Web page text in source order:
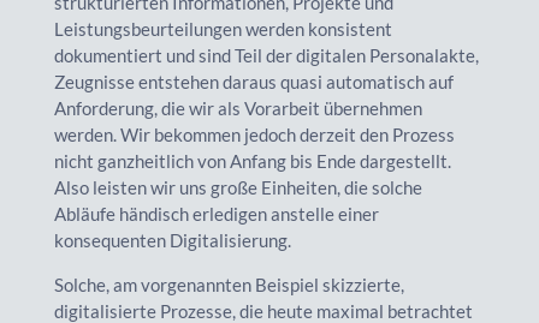
Leistungsbeurteilungen werden konsistent
dokumentiert und sind Teil der digitalen Personalakte,
Zeugnisse entstehen daraus quasi automatisch auf
Anforderung, die wir als Vorarbeit übernehmen
werden. Wir bekommen jedoch derzeit den Prozess
nicht ganzheitlich von Anfang bis Ende dargestellt.
Also leisten wir uns große Einheiten, die solche
Abläufe händisch erledigen anstelle einer
konsequenten Digitalisierung.
Solche, am vorgenannten Beispiel skizzierte,
digitalisierte Prozesse, die heute maximal betrachtet